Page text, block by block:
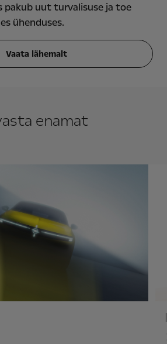
pakub uut turvalisuse ja toe
ühenduses.
Vaata lähemalt
enamat